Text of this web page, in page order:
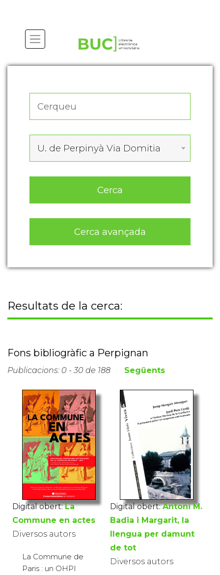
U. de Perpinyà Via Domitia
Cerca
Cerca avançada
Resultats de la cerca:
Fons bibliogràfic a Perpignan
Publicacions: 0 - 30 de 188 Següents
Digital obert: La
Commune en actes
Diversos autors
La Commune de
Paris : un OHPI
Digital obert: Antoni M.
Badia i Margarit, la
llengua per damunt
de tot
Diversos autors